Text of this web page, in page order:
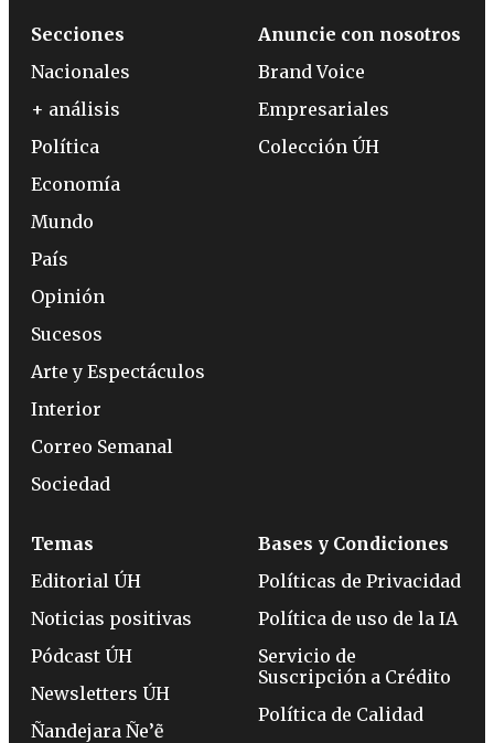
Secciones
Nacionales
+ análisis
Política
Economía
Mundo
País
Opinión
Sucesos
Arte y Espectáculos
Interior
Correo Semanal
Sociedad
Anuncie con nosotros
Brand Voice
Empresariales
Colección ÚH
Temas
Editorial ÚH
Noticias positivas
Pódcast ÚH
Newsletters ÚH
Ñandejara Ñe’ẽ
Bases y Condiciones
Políticas de Privacidad
Política de uso de la IA
Servicio de
Suscripción a Crédito
Política de Calidad